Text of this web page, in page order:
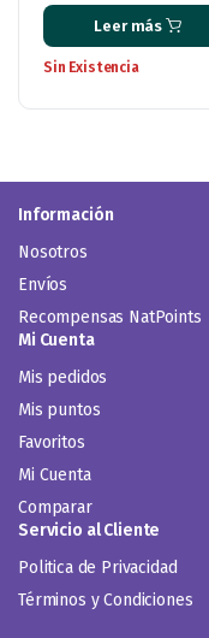
Leer más
Sin Existencia
Información
Nosotros
Envíos
Recompensas NatPoints
Mi Cuenta
Mis pedidos
Mis puntos
Favoritos
Mi Cuenta
Comparar
Servicio al Cliente
Politica de Privacidad
Términos y Condiciones